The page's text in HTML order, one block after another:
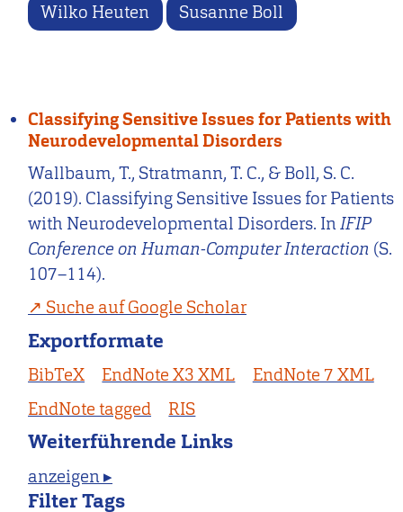
Wilko Heuten Susanne Boll
Classifying Sensitive Issues for Patients with
Neurodevelopmental Disorders
Wallbaum, T., Stratmann, T. C., & Boll, S. C.
(2019). Classifying Sensitive Issues for Patients
with Neurodevelopmental Disorders. InIFIP
Conference on Human-Computer Interaction (S.
107–114).
Suche auf Google Scholar
Exportformate
BibTeX EndNote X3 XML
EndNote 7 XML
EndNote tagged
RIS
Weiterführende Links
anzeigen ▸
Filter Tags